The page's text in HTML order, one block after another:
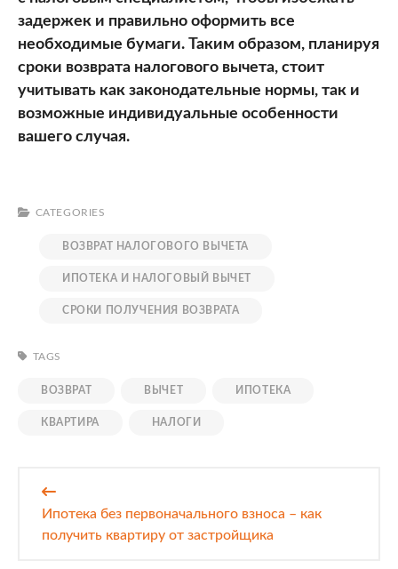
задержек и правильно оформить все
необходимые бумаги. Таким образом, планируя
сроки возврата налогового вычета, стоит
учитывать как законодательные нормы, так и
возможные индивидуальные особенности
вашего случая.
CATEGORIES
ВОЗВРАТ НАЛОГОВОГО ВЫЧЕТА
ИПОТЕКА И НАЛОГОВЫЙ ВЫЧЕТ
СРОКИ ПОЛУЧЕНИЯ ВОЗВРАТА
TAGS
ВОЗВРАТ ВЫЧЕТ ИПОТЕКА
КВАРТИРА НАЛОГИ
записям
Ипотека без первоначального взноса – как
получить квартиру от застройщика